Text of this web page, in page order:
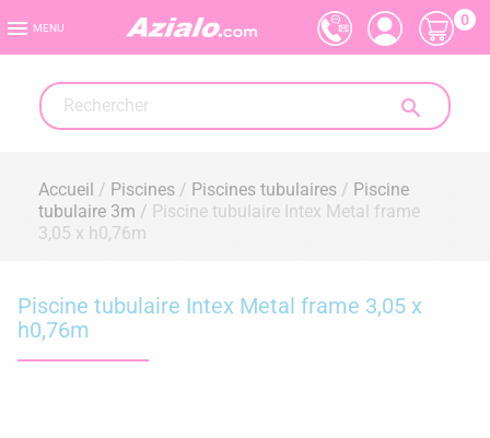
 MENU

0
Accueil Piscines Piscines tubulaires
Piscine
tubulaire 3m
Piscine tubulaire Intex Metal frame
3,05 x h0,76m
Piscine tubulaire Intex Metal frame 3,05 x
h0,76m